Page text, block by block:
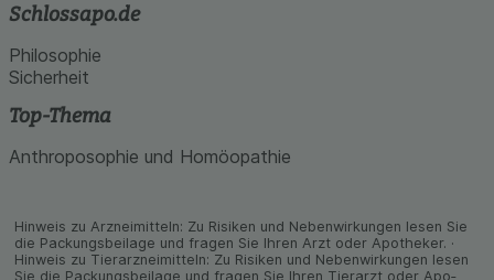
Schlossapo.de
Philosophie
Sicherheit
Top-Thema
Anthroposophie und Homöopathie
Hinweis zu Arzneimitteln: Zu Risiken und Neben­wirkungen lesen Sie
die Packungs­beilage und fragen Sie Ihren Arzt oder Apo­theker. ·
Hinweis zu Tier­arz­nei­mitteln: Zu Risiken und Neben­wirkungen lesen
Sie die Packungs­beilage und fragen Sie Ihren Tier­arzt oder Apo­